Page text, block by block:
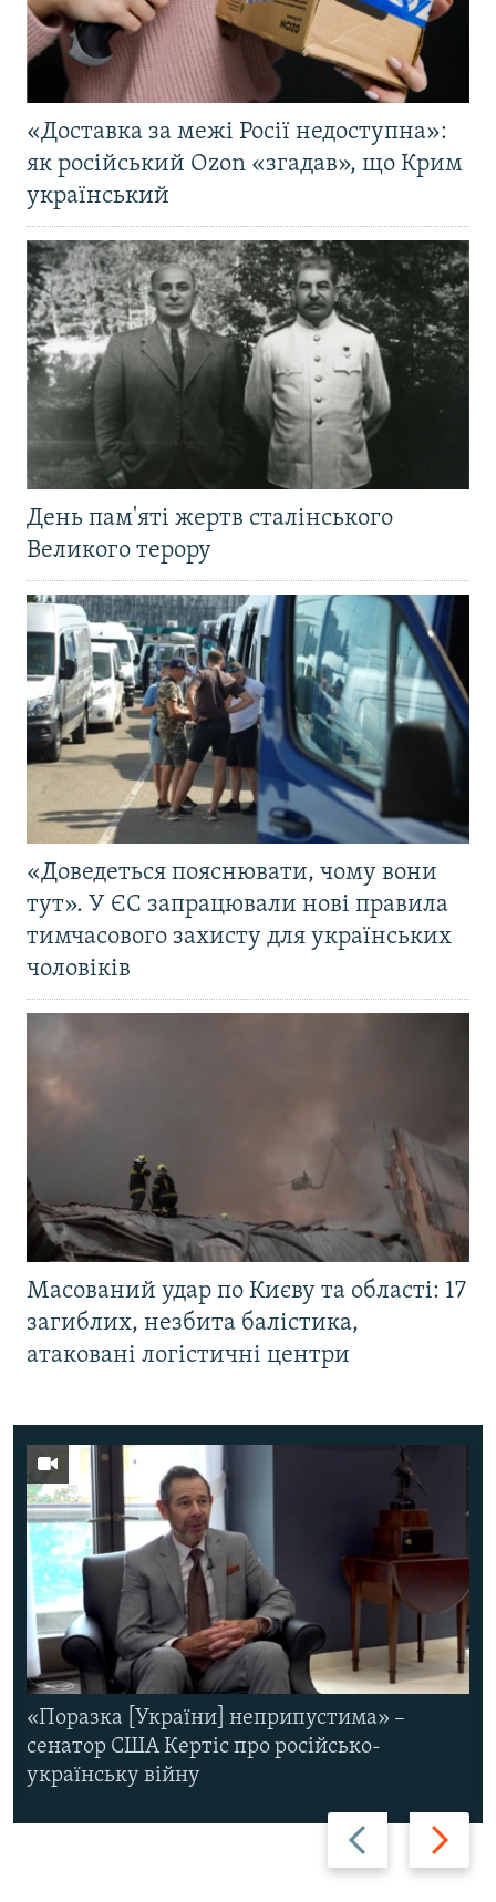
«Доставка за межі Росії недоступна»:
як російський Ozon «згадав», що Крим
український
День пам'яті жертв сталінського
Великого терору
«Доведеться пояснювати, чому вони
тут». У ЄС запрацювали нові правила
тимчасового захисту для українських
чоловіків
Масований удар по Києву та області: 17
загиблих, незбита балістика,
атаковані логістичні центри
Назад Вперед
«Поразка [України] неприпустима» –
сенатор США Кертіс про російсько-
українську війну